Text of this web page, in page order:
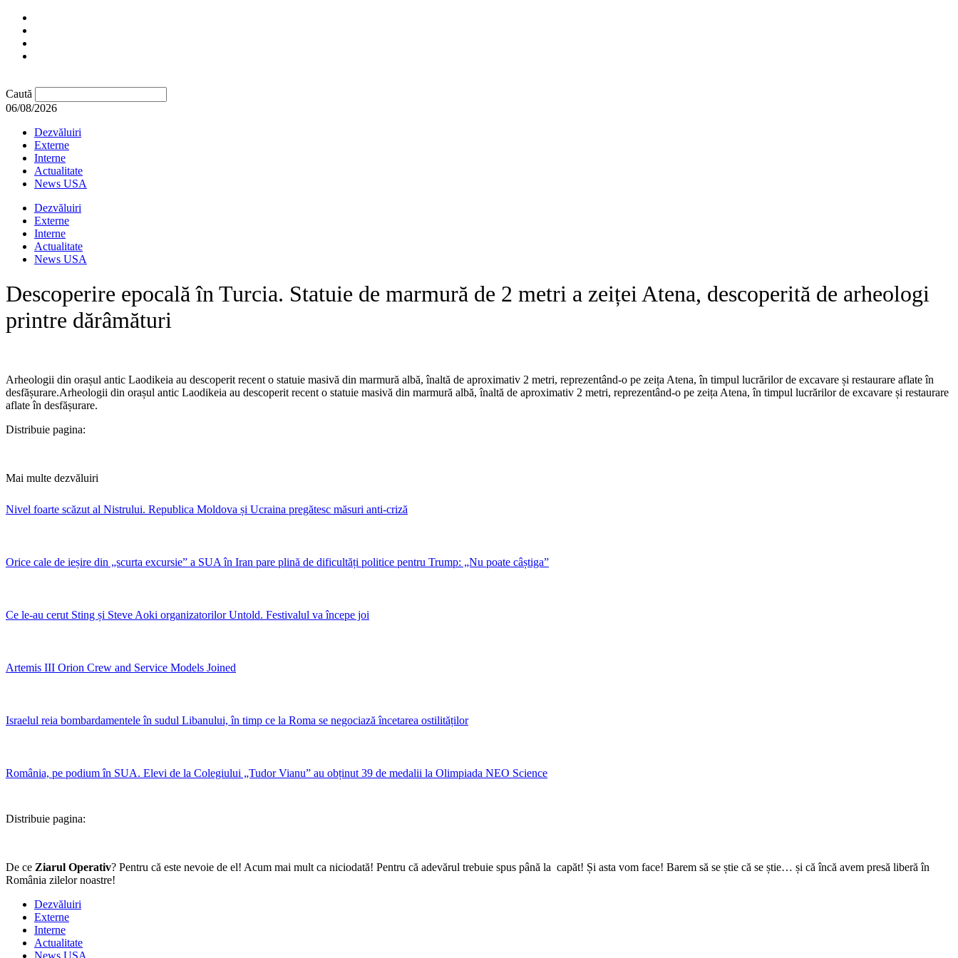
Caută
06/08/2026
Dezvăluiri
Externe
Interne
Actualitate
News USA
Dezvăluiri
Externe
Interne
Actualitate
News USA
Descoperire epocală în Turcia. Statuie de marmură de 2 metri a zeiței Atena, descoperită de arheologi
printre dărâmături
Arheologii din orașul antic Laodikeia au descoperit recent o statuie masivă din marmură albă, înaltă de aproximativ 2 metri, reprezentând-o pe zeița Atena, în timpul lucrărilor de excavare și restaurare aflate în
desfășurare.​Arheologii din orașul antic Laodikeia au descoperit recent o statuie masivă din marmură albă, înaltă de aproximativ 2 metri, reprezentând-o pe zeița Atena, în timpul lucrărilor de excavare și restaurare
aflate în desfășurare.
Distribuie pagina:
Mai multe dezvăluiri
Nivel foarte scăzut al Nistrului. Republica Moldova și Ucraina pregătesc măsuri anti-criză
Orice cale de ieșire din „scurta excursie” a SUA în Iran pare plină de dificultăți politice pentru Trump: „Nu poate câștiga”
Ce le-au cerut Sting și Steve Aoki organizatorilor Untold. Festivalul va începe joi
Artemis III Orion Crew and Service Models Joined
Israelul reia bombardamentele în sudul Libanului, în timp ce la Roma se negociază încetarea ostilităților
România, pe podium în SUA. Elevi de la Colegiului „Tudor Vianu” au obținut 39 de medalii la Olimpiada NEO Science
Distribuie pagina:
De ce Ziarul Operativ? Pentru că este nevoie de el! Acum mai mult ca niciodată! Pentru că adevărul trebuie spus până la capăt! Și asta vom face! Barem să se știe că se știe… și că încă avem presă liberă în
România zilelor noastre!
Dezvăluiri
Externe
Interne
Actualitate
News USA